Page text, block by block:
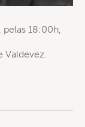
18:00h,
Valdevez.